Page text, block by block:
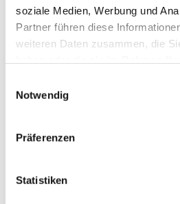
soziale Medien, Werbung und
Partner führen diese
weiteren Daten zusammen, die
Notwendig
Präferenzen
Statistiken